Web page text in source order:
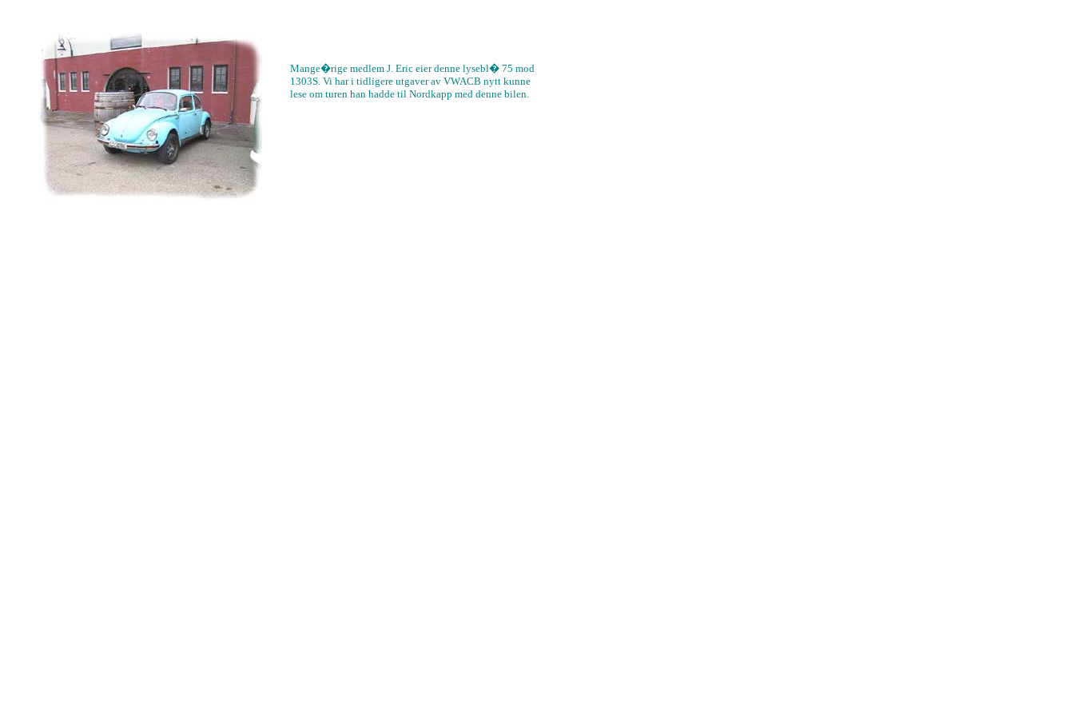
Mange�rige medlem J. Eric eier denne lysebl� 75 mod
1303S. Vi har i tidligere utgaver av VWACB nytt kunne
lese om turen han hadde til Nordkapp med denne bilen.